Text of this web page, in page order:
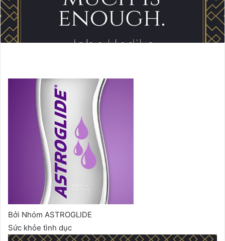
Bởi Nhóm ASTROGLIDE
Sức khỏe tình dục